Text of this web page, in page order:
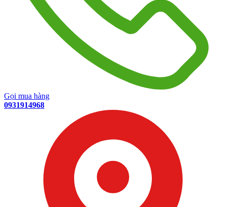
Gọi mua hàng
0931914968